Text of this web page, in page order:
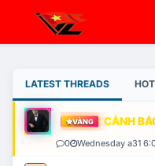
LATEST THREADS
VÀNG CẢNH
0 Wednesday a31